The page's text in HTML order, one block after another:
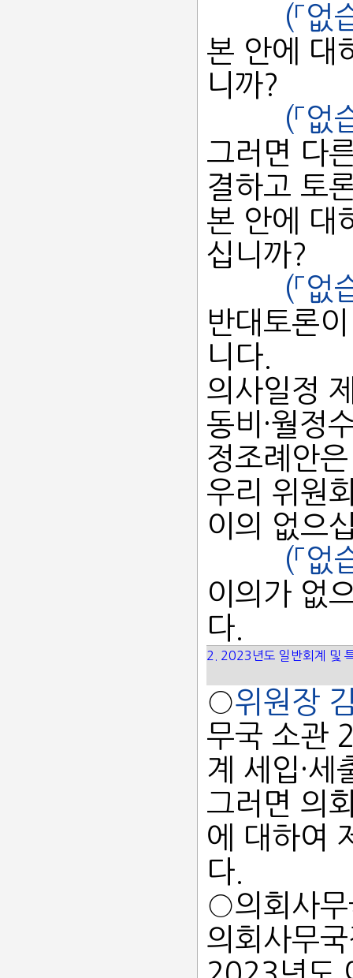
(「
본 안에 대
니까?
(「
그러면 다
결하고 토
본 안에 대
십니까?
(「
반대토론
니다.
의사일정
동비·월정
정조례안
우리 위원
이의 없으
(「
이의가 없
다.
2. 2023년도 일반회계 및
○위원장
무국 소관
계 세입·세
그러면 의
에 대하여
다.
○의회사무
의회사무